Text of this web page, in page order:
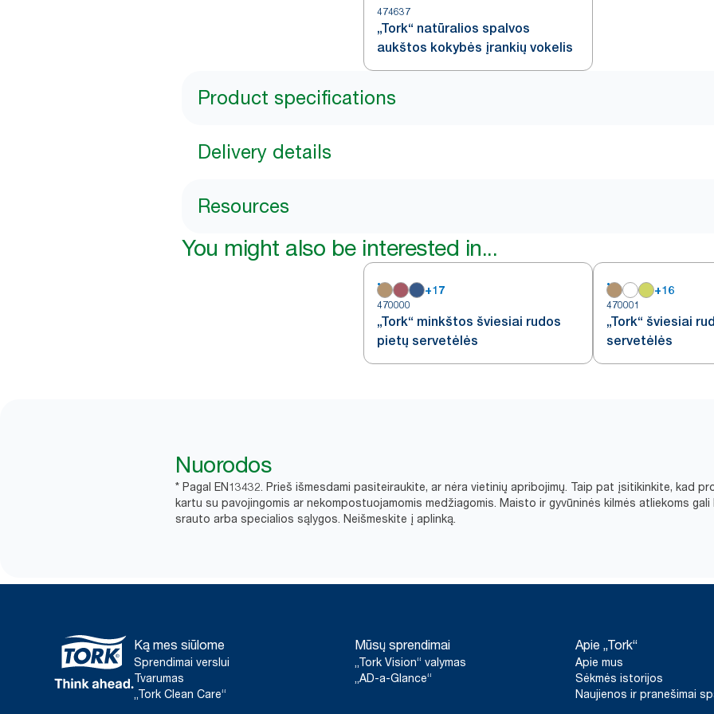
474637
„Tork“ natūralios spalvos
aukštos kokybės įrankių vokelis
Product specifications
Delivery details
Resources
You might also be interested in...
+17
470000
„Tork“ minkštos šviesiai rudos
pietų servetėlės
+16
470001
„Tork“ šviesiai
servetėlės
Nuorodos
* Pagal EN13432. Prieš išmesdami pasiteiraukite, ar nėra vietinių apribojimų. Taip pat įsitikinkite, kad
kartu su pavojingomis ar nekompostuojamomis medžiagomis. Maisto ir gyvūninės kilmės atliekoms
srauto arba specialios sąlygos. Neišmeskite į aplinką.​
Ką mes siūlome
Sprendimai verslui
Tvarumas
„Tork Clean Care“
Mūsų sprendimai
„Tork Vision“ valymas
„AD-a-Glance“
Apie „Tork“
Apie mus
Sėkmės istorijos
Naujienos ir pranešimai